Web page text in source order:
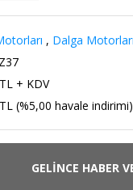
, Dalga Motorları
+ KDV
(%5,00 havale indirimi)
GELİNCE HABER